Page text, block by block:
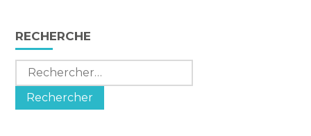
Blog
sidebar
RECHERCHE
Rechercher :